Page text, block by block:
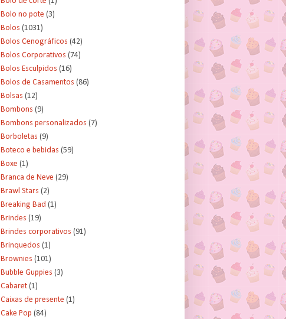
Bolo no pote (3)
Bolos (1031)
Bolos Cenográficos (42)
Bolos Corporativos (74)
Bolos Esculpidos (16)
Bolos de Casamentos (86)
Bolsas (12)
Bombons (9)
Bombons personalizados (7)
Borboletas (9)
Boteco e bebidas (59)
Boxe (1)
Branca de Neve (29)
Brawl Stars (2)
Breaking Bad (1)
Brindes (19)
Brindes corporativos (91)
Brinquedos (1)
Brownies (101)
Bubble Guppies (3)
Cabaret (1)
Caixas de presente (1)
Cake Pop (84)